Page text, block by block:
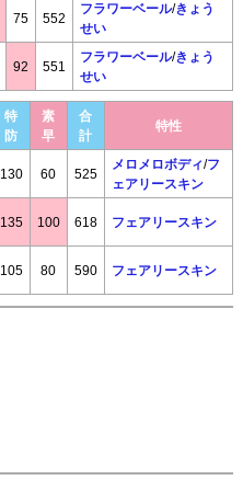
75 552
フラワーベール/きょう
せい
92 551
フラワーベール/きょう
せい
特
防
素
早
合
計
特性
130 60 525
メロメロボディ/フ
ェアリースキン
135 100 618 フェアリースキン
105 80 590 フェアリースキン